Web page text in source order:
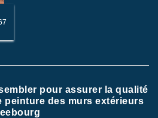
pour assurer la qualité
peinture des murs extérieurs